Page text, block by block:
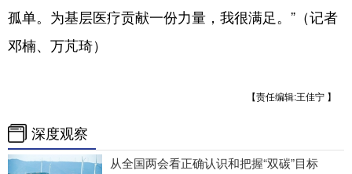
孤单。为基层医疗贡献一份力量，我很满足。”（记者
邓楠、万芃琦）
【责任编辑:王佳宁 】
深度观察
从全国两会看正确认识和把握“双碳”目标